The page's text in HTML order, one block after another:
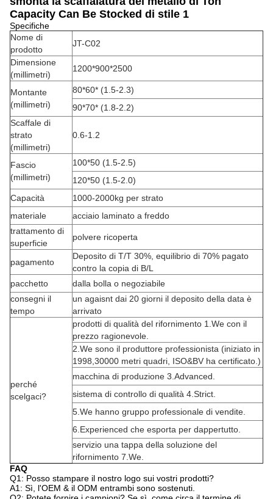
Capacity Can Be Stocked di stile 1
Specifiche
Nome di
prodotto
JT-C02
Dimensione
(millimetri)
1200*900*2500
Montante
(millimetri)
80*60* (1.5-2.3)
90*70* (1.8-2.2)
Scaffale di
strato
(millimetri)
0.6-1.2
Fascio
(millimetri)
100*50 (1.5-2.5)
120*50 (1.5-2.0)
Capacità
1000-2000kg per strato
materiale
acciaio laminato a freddo
trattamento di
superficie
polvere ricoperta
pagamento
Deposito di T/T 30%, equilibrio di 70% pagato
contro la copia di B/L
pacchetto
dalla bolla o negoziabile
consegni il
tempo
un agaisnt dai 20 giorni il deposito della data è
arrivato
perché
scelgaci?
prodotti di qualità del rifornimento 1.We con il
prezzo ragionevole.
2.We sono il produttore professionista (iniziato in
1998,30000 metri quadri, ISO&BV ha certificato.)
macchina di produzione 3.Advanced.
sistema di controllo di qualità 4.Strict.
5.We hanno gruppo professionale di vendite.
6.Experienced che esporta per dappertutto.
servizio una tappa della soluzione del
rifornimento 7.We.
FAQ
Q1: Posso stampare il nostro logo sui vostri prodotti?
A1: Sì, l'OEM & il ODM entrambi sono sostenuti.